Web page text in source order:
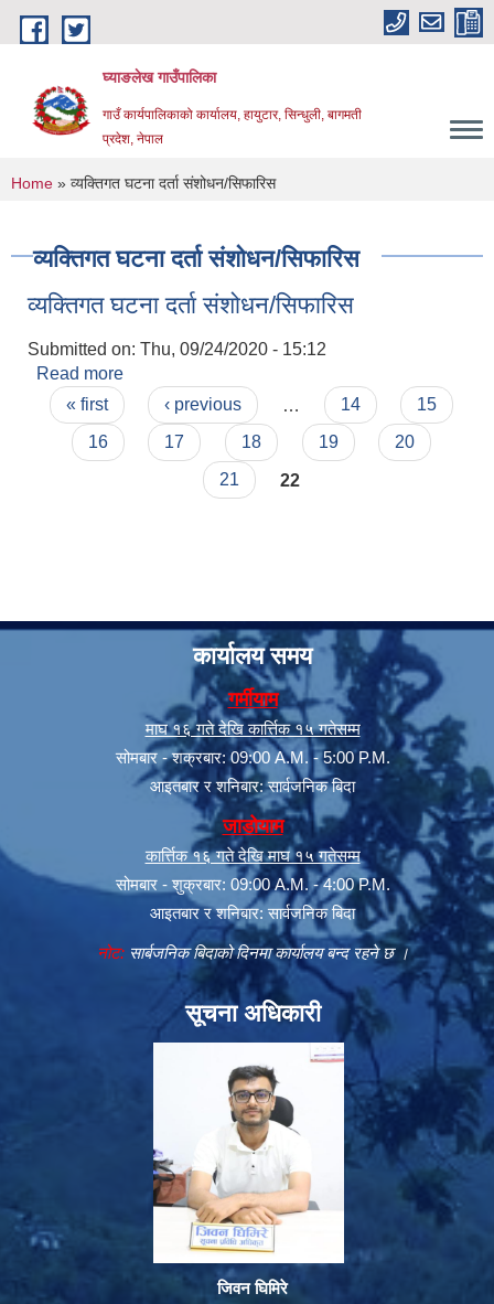
Skip to main content
घ्याङलेख गाउँपालिका
गाउँ कार्यपालिकाको कार्यालय, हायुटार, सिन्धुली, बागमती
प्रदेश, नेपाल
You are here
Home » व्यक्तिगत घटना दर्ता संशोधन/सिफारिस
व्यक्तिगत घटना दर्ता संशोधन/सिफारिस
व्यक्तिगत घटना दर्ता संशोधन/सिफारिस
Submitted on: Thu, 09/24/2020 - 15:12
Read more
Pages
« first ‹ previous 14
15
16
17 18 19
20
21
22
कार्यालय समय
गर्मीयाम
माघ १६ गते देखि कार्त्तिक १५ गतेसम्म
सोमबार - शक्रबार: 09:00 A.M. - 5:00 P.M.
आइतबार र शनिबार: सार्वजनिक बिदा
जाडोयाम
कार्त्तिक १६ गते देखि माघ १५ गतेसम्म
सोमबार - शुक्रबार: 09:00 A.M. - 4:00 P.M.
आइतबार र शनिबार: सार्वजनिक बिदा
नोट:सार्बजनिक बिदाको दिनमा कार्यालय बन्द रहने छ ।
सूचना अधिकारी
जिवन घिमिरे